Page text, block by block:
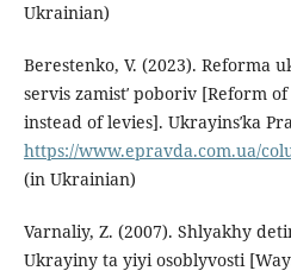
Ukrainian)
Berestenko, V. (2023). Reforma
servis zamistʹ poboriv [Reform
instead of levies]. Ukrayinsʹka
https://www.epravda.com.ua/
(in Ukrainian)
Varnaliy, Z. (2007). Shlyakhy
Ukrayiny ta yiyi osoblyvosti